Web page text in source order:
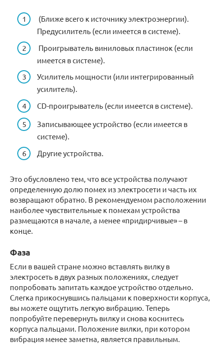
(Ближе всего к источнику электроэнергии).
Предусилитель (если имеется в системе).
Проигрыватель виниловых пластинок (если
имеется в системе).
Усилитель мощности (или интегрированный
усилитель).
CD-проигрыватель (если имеется в системе).
Записывающее устройство (если имеется в
системе).
Другие устройства.
Это обусловлено тем, что все устройства получают
определенную долю помех из электросети и часть их
возвращают обратно. В рекомендуемом расположении
наиболее чувствительные к помехам устройства
размещаются в начале, а менее «придирчивые» – в
конце.
Фаза
Если в вашей стране можно вставлять вилку в
электросеть в двух разных положениях, следует
попробовать запитать каждое устройство отдельно.
Слегка прикоснувшись пальцами к поверхности корпуса,
вы можете ощутить легкую вибрацию. Теперь
попробуйте перевернуть вилку и снова коснитесь
корпуса пальцами. Положение вилки, при котором
вибрация менее заметна, является правильным.